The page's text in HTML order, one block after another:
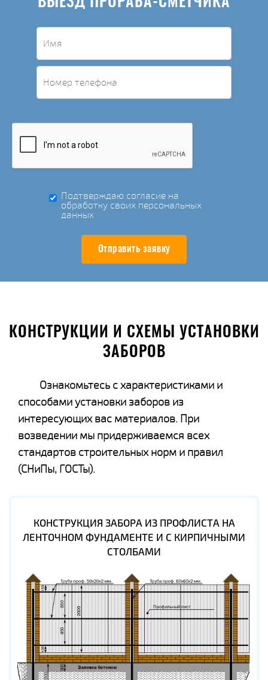
Подтверждаю согласие на
обработку своих персональных
данных
Отправить заявку
КОНСТРУКЦИИ И СХЕМЫ УСТАНОВКИ
ЗАБОРОВ
Ознакомьтесь с характеристиками и
способами установки заборов из
интересующих вас материалов. При
возведении мы придерживаемся всех
стандартов строительных норм и правил
(СНиПы, ГОСТы).
КОНСТРУКЦИЯ ЗАБОРА ИЗ ПРОФЛИСТА НА
ЛЕНТОЧНОМ ФУНДАМЕНТЕ И С КИРПИЧНЫМИ
СТОЛБАМИ